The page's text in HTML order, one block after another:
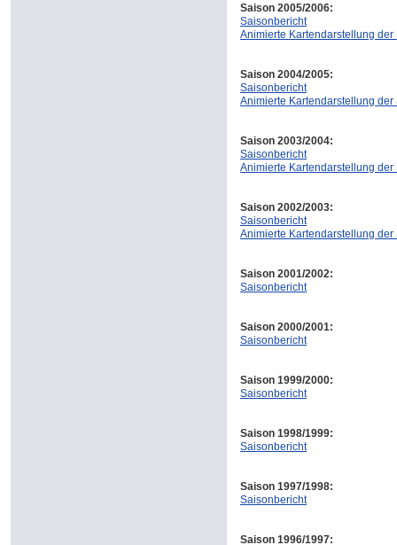
Saison 2005/2006:
Saisonbericht
Animierte Kartendarstellung der
Saison 2004/2005:
Saisonbericht
Animierte Kartendarstellung der
Saison 2003/2004:
Saisonbericht
Animierte Kartendarstellung der
Saison 2002/2003:
Saisonbericht
Animierte Kartendarstellung der
Saison 2001/2002:
Saisonbericht
Saison 2000/2001:
Saisonbericht
Saison 1999/2000:
Saisonbericht
Saison 1998/1999:
Saisonbericht
Saison 1997/1998:
Saisonbericht
Saison 1996/1997: